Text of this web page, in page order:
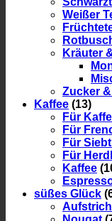
Weißer
Kräuter
Zucker
Kaffee (13)
Für
Für
Für
Für
Kaffee
süßes Glück